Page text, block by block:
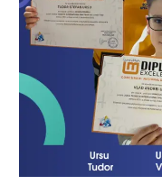
elevii
Spectrum
Iași
la
LuminaMath